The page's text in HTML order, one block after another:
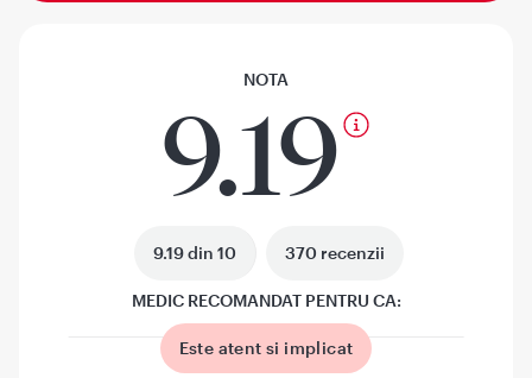
NOTA
9.19
9.19 din 10 370 recenzii
MEDIC RECOMANDAT PENTRU CA:
Este atent si implicat